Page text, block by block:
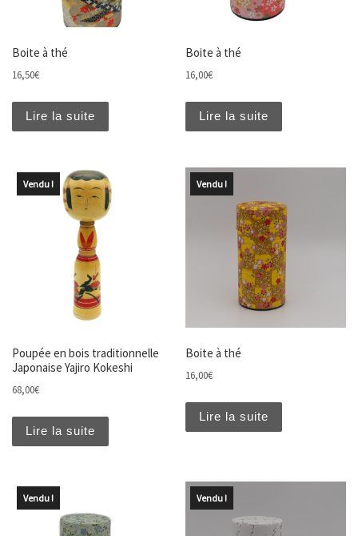
Boite à thé
16,50€
Lire la suite
Boite à thé
16,00€
Lire la suite
Vendu !
Poupée en bois traditionnelle
Japonaise Yajiro Kokeshi
68,00€
Lire la suite
Vendu !
Boite à thé
16,00€
Lire la suite
Vendu ! Vendu !